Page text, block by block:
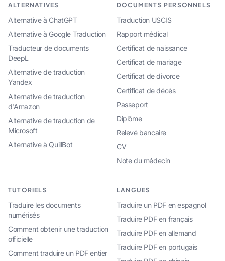
ALTERNATIVES
Alternative à ChatGPT
Alternative à Google Traduction
Traducteur de documents
DeepL
Alternative de traduction
Yandex
Alternative de traduction
d'Amazon
Alternative de traduction de
Microsoft
Alternative à QuillBot
DOCUMENTS PERSONNELS
Traduction USCIS
Rapport médical
Certificat de naissance
Certificat de mariage
Certificat de divorce
Certificat de décès
Passeport
Diplôme
Relevé bancaire
CV
Note du médecin
TUTORIELS
Traduire les documents
numérisés
Comment obtenir une traduction
officielle
Comment traduire un PDF entier
LANGUES
Traduire un PDF en espagnol
Traduire PDF en français
Traduire PDF en allemand
Traduire PDF en portugais